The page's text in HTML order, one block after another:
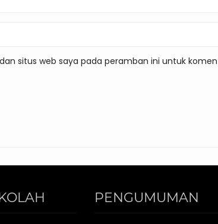
situs web saya pada peramban ini untuk
PENGUMUMAN